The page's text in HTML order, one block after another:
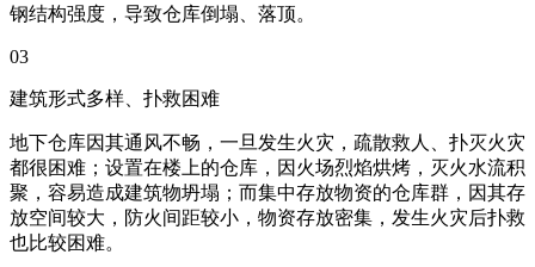
钢结构强度，导致仓库倒塌、落顶。
03
建筑形式多样、扑救困难
地下仓库因其通风不畅，一旦发生火灾，疏散救人、扑灭火灾
都很困难；设置在楼上的仓库，因火场烈焰烘烤，灭火水流积
聚，容易造成建筑物坍塌；而集中存放物资的仓库群，因其存
放空间较大，防火间距较小，物资存放密集，发生火灾后扑救
也比较困难。